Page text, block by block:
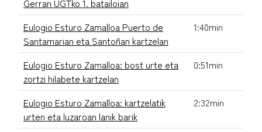
Eulogio Esturo Zamalloa Puerto de
Santamarian eta Santoñan kartzelan
1:40min
Eulogio Esturo Zamalloa: bost urte eta
zortzi hilabete kartzelan
0:51min
Eulogio Esturo Zamalloa: kartzelatik
urten eta luzaroan lanik barik
2:32min